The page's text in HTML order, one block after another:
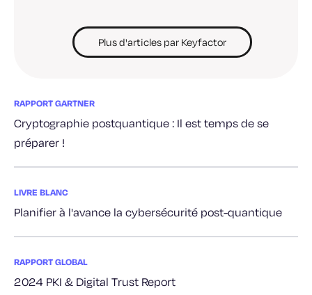
Plus d'articles par Keyfactor
RAPPORT GARTNER
Cryptographie postquantique : Il est temps de se
préparer !
LIVRE BLANC
Planifier à l'avance la cybersécurité post-quantique
RAPPORT GLOBAL
2024 PKI & Digital Trust Report